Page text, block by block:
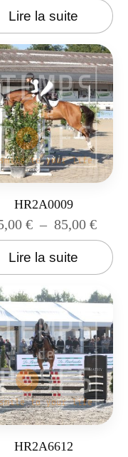
Lire la suite
HR2A0009
€ – 85,00€
Lire la suite
HR2A6612